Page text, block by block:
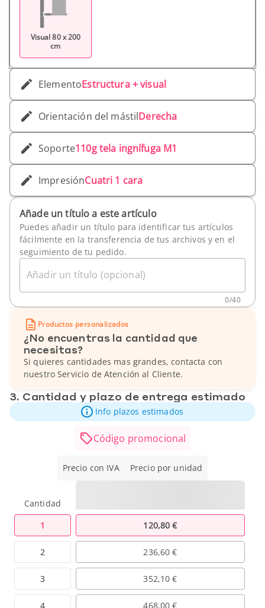
Visual 80 x 200
cm
ElementoEstructura + visual
Orientación del mástilDerecha
Soporte110g tela ingnífuga M1
ImpresiónCuatri 1 cara
Añade un título a este artículo
Puedes añadir un título para identificar tus artículos
fácilmente en la transferencia de tus archivos y en el
seguimiento de tu pedido.
Añadir un título (opcional)
0/40
Productos personalizados
¿No encuentras la cantidad que
necesitas?
Si quieres cantidades mas grandes, contacta con
nuestro Servicio de Atención al Cliente.
3. Cantidad y plazo de entrega estimado
Info plazos estimados
Código promocional
Precio con IVA Precio por unidad
Cantidad
1
2
3
4
120,80 €
236,60 €
352,10 €
468,00 €